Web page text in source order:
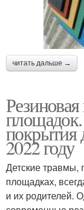
читать дальше →
покрытия
2022 году
Детские травмы,
площадках,
и их родителей.